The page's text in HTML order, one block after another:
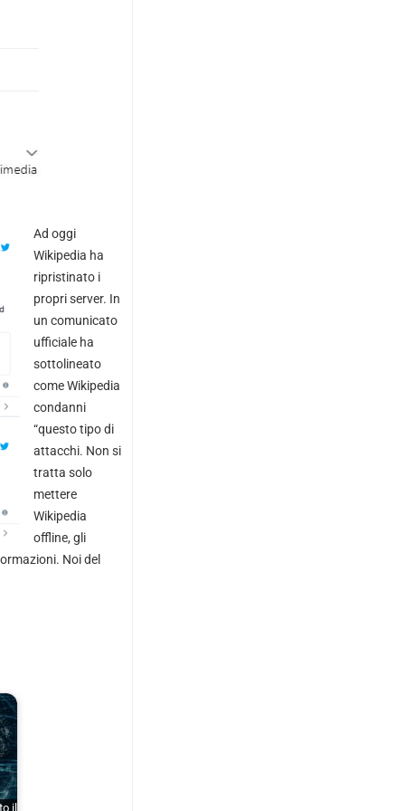
Ad oggi
Wikipedia ha
ripristinato i
propri server. In
un comunicato
ufficialeha
sottolineato
come Wikipedia
condanni
“questo tipo di
attacchi. Non si
tratta solo
mettere
Wikipedia
offline, gli
Noi del
il